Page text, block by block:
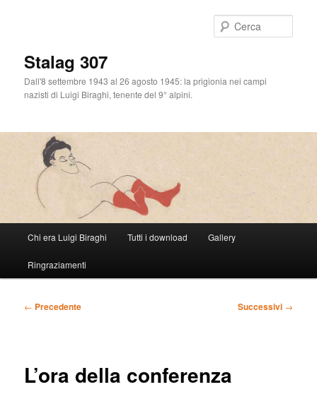
Stalag 307
Dall'8 settembre 1943 al 26 agosto 1945: la prigionia nei campi
nazisti di Luigi Biraghi, tenente del 9° alpini.
principale
Vai
al
Chi era Luigi Biraghi Tutti i download Gallery
Ringraziamenti
Navigazione
← Precedente Successivi →
L’ora della conferenza